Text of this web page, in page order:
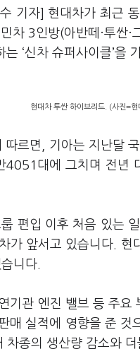
기자] 현대차가 최근
차 3인방(아반떼·투싼
는 ‘신차 슈퍼사이클’을
현대차 투싼 하이브리드. (사진=현
따르면, 기아는 지난달
4051대에 그치며 전년
편입 이후 처음 있는
가 앞서고 있습니다.
니다.
기관 엔진 밸브 등 주
매 실적에 영향을 준 것
종의 생산량 감소와